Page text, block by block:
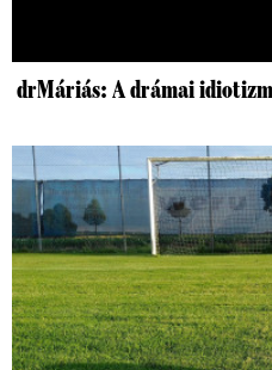
drMáriás: A drámai